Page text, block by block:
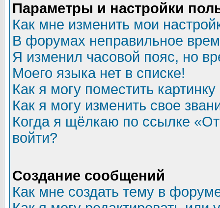
Параметры и настройки
Как мне изменить мои
В форумах неправильное
Я изменил часовой пояс, но
Моего языка нет в списке!
Как я могу поместить
Как я могу изменить свое
Когда я щёлкаю по ссылке
войти?
Создание сообщений
Как мне создать тему в